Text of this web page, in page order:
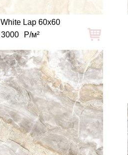
White Lap 60x60
3000
Р/м²